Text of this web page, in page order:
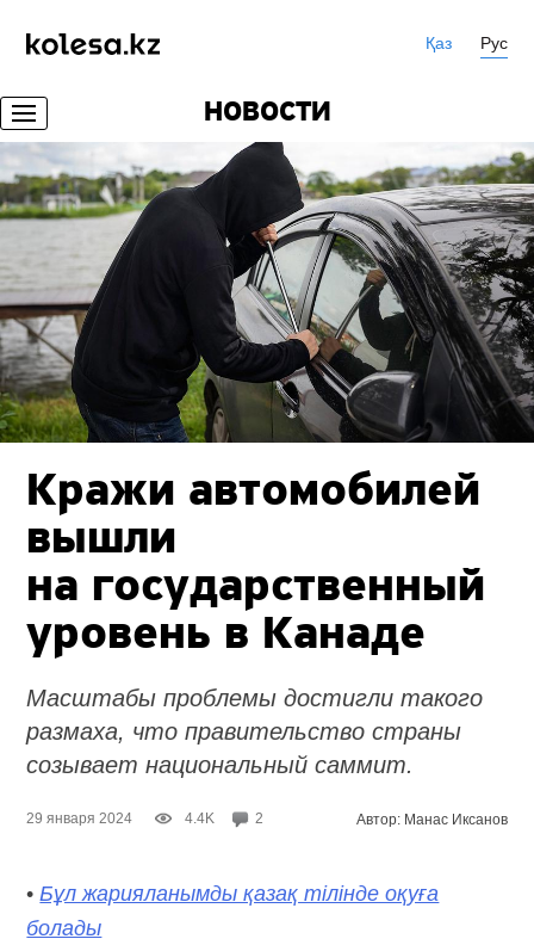
Қаз Рус
НОВОСТИ
Кражи автомобилей
вышли
на государственный
уровень в Канаде
Масштабы проблемы достигли такого
размаха, что правительство страны
созывает национальный саммит.
29 января 2024 4.4K 2 Автор: Манас Иксанов
•Бұл жарияланымды қазақ тілінде оқуға
болады